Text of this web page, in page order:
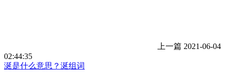
上一篇 2021-06-04
02:44:35
涎是什么意思？涎组词